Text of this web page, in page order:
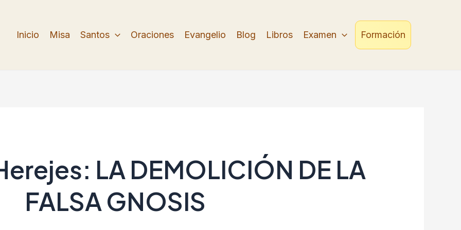
Inicio Misa Santos Oraciones Evangelio Blog Libros Examen Formación
LA DEMOLICIÓN DE LA
FALSA GNOSIS